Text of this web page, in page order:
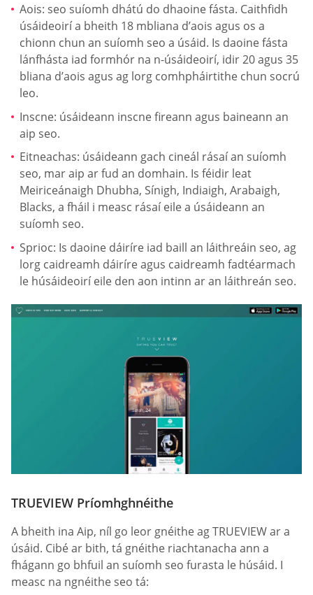
Aois: seo suíomh dhátú do dhaoine fásta. Caithfidh
úsáideoirí a bheith 18 mbliana d’aois agus os a
chionn chun an suíomh seo a úsáid. Is daoine fásta
lánfhásta iad formhór na n-úsáideoirí, idir 20 agus 35
bliana d’aois agus ag lorg comhpháirtithe chun socrú
leo.
Inscne: úsáideann inscne fireann agus baineann an
aip seo.
Eitneachas: úsáideann gach cineál rásaí an suíomh
seo, mar aip ar fud an domhain. Is féidir leat
Meiriceánaigh Dhubha, Sínigh, Indiaigh, Arabaigh,
Blacks, a fháil i measc rásaí eile a úsáideann an
suíomh seo.
Sprioc: Is daoine dáiríre iad baill an láithreáin seo, ag
lorg caidreamh dáiríre agus caidreamh fadtéarmach
le húsáideoirí eile den aon intinn ar an láithreán seo.
TRUEVIEW Príomhghnéithe
A bheith ina Aip, níl go leor gnéithe ag TRUEVIEW ar a
úsáid. Cibé ar bith, tá gnéithe riachtanacha ann a
fhágann go bhfuil an suíomh seo furasta le húsáid. I
measc na ngnéithe seo tá: